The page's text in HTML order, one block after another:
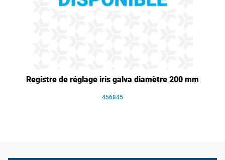
Registre de réglage iris galva diamètre 200 mm
456845